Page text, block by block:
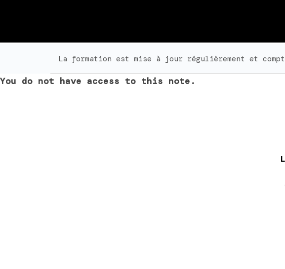
La formation est mise à jour régulièrement et
You do not have access to this note.